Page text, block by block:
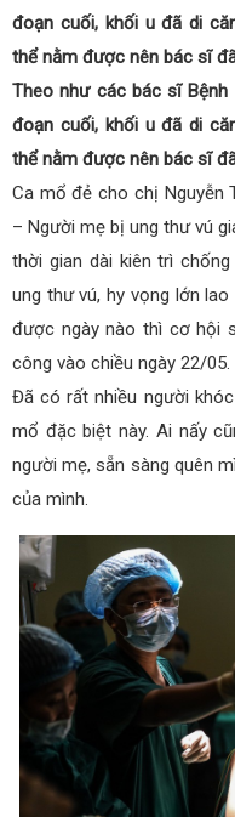
đoạn cuối, khối u đã di
thể nằm được nên bác sĩ
Theo như các bác sĩ
đoạn cuối, khối u đã di
thể nằm được nên bác sĩ
Ca mổ đẻ cho chị Nguyễn
– Người mẹ bị ung thư vú
thời gian dài kiên trì
ung thư vú, hy vọng lớn
được ngày nào thì cơ hội
công vào chiều ngày 22/05.
Đã có rất nhiều người
mổ đặc biệt này. Ai nấy
người mẹ, sẵn sàng quên
của mình.